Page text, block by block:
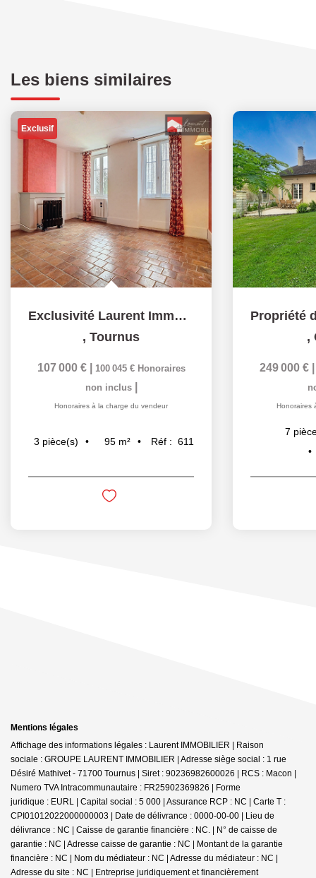
Les biens similaires
Exclusif
Exclusivité Laurent Immobilier : Maison de ville à TOURNUS
, Tournus
107 000 € 100 045 € Honoraires
non inclus
Honoraires à la charge du vendeur
3 pièce(s) 95 m² Réf : 611
,
249 000 €
Honoraires
7
Mentions légales
Affichage des informations légales : Laurent IMMOBILIER | Raison
sociale : GROUPE LAURENT IMMOBILIER | Adresse siège social : 1 rue
Désiré Mathivet - 71700 Tournus | Siret : 90236982600026 | RCS : Macon |
Numero TVA Intracommunautaire : FR25902369826 | Forme
juridique : EURL | Capital social : 5 000 | Assurance RCP : NC | Carte T :
CPI01012022000000003 | Date de délivrance : 0000-00-00 | Lieu de
délivrance : NC | Caisse de garantie financière : NC. | N° de caisse de
garantie : NC | Adresse caisse de garantie : NC | Montant de la garantie
financière : NC | Nom du médiateur : NC | Adresse du médiateur : NC |
Adresse du site : NC | Entreprise juridiquement et financièrement